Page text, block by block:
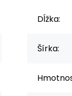
Dĺžka:
Šírka: